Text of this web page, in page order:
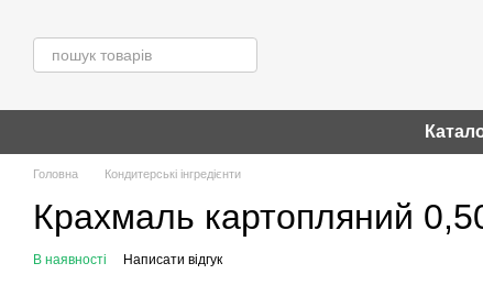
Головна Кондитерські інгредієнти
Крахмаль картопляний
В наявності Написати відгук